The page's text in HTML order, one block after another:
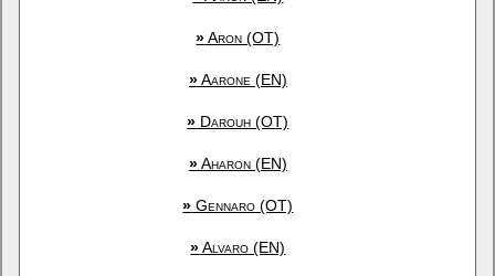
»Aron (OT)
»Aarone (EN)
» Darouh (OT)
»Aharon (EN)
» Gennaro (OT)
»Alvaro (EN)